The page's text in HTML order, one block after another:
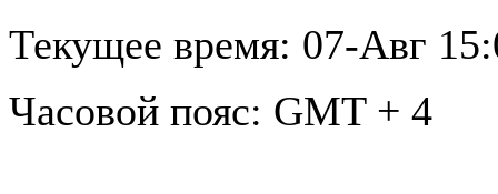
Текущее время: 07-Авг
Часовой пояс: GMT + 4